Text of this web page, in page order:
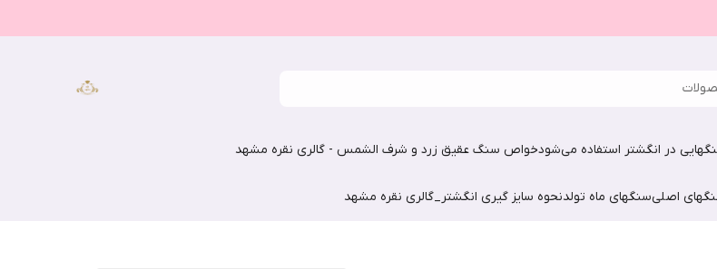
در انگشتر استفاده می‌شودخواص سنگ عقیق زرد و شرف الشمس - گالری نقره مشهد
اصلیسنگهای ماه تولدنحوه سایز گیری انگشتر_گالری نقره مشهد